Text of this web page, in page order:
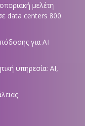
μελέτη
data centers 800
για AI
υπηρεσία: AI,